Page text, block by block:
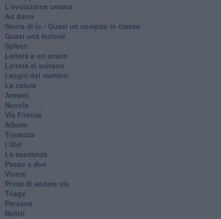
L'evoluzione umana
Ad Astra
Storia di io - Quasi un compito in classe
Quasi una lezione
Spleen
Lettera a un amico
Lettera al sultano
I sogni del mattino
La calura
Armani
Nuvole
Via Firenze
Album
Tristezza
I libri
La scadenza
Passo a due
Vivere
Prima di andare via
Triage
Persona
Relitti